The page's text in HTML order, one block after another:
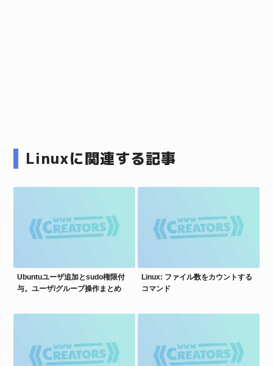
Linuxに関連する記事
Ubuntuユーザ追加とsudo権限付
与。ユーザ/グループ操作まとめ
Linux: ファイル数をカウントする
コマンド